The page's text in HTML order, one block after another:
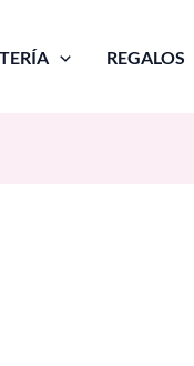
REGALOS